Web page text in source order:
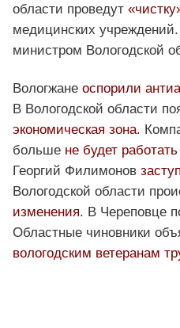
области проведут
медицинских
министром Вологодской
Вологжане оспорили
В Вологодской области
экономическая зона.
больше не будет работать
Георгий Филимонов
Вологодской области
изменения. В Череповце
Областные чиновники
вологодским ветеранам